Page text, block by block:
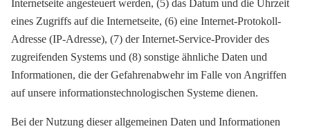
Internetseite angesteuert werden, (5) das Datum und die Uhrzeit
eines Zugriffs auf die Internetseite, (6) eine Internet-Protokoll-
Adresse (IP-Adresse), (7) der Internet-Service-Provider des
zugreifenden Systems und (8) sonstige ähnliche Daten und
Informationen, die der Gefahrenabwehr im Falle von Angriffen
auf unsere informationstechnologischen Systeme dienen.
Bei der Nutzung dieser allgemeinen Daten und Informationen